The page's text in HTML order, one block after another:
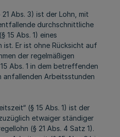
Abs. 3) ist der Lohn, mit
durchschnittliche
15 Abs. 1) eines
ist. Er ist ohne Rücksicht auf
der regelmäßigen
Abs. 1 in dem betreffenden
anfallenden Arbeitsstunden
(§ 15 Abs. 1) ist der
etwaiger ständiger
(§ 21 Abs. 4 Satz 1).